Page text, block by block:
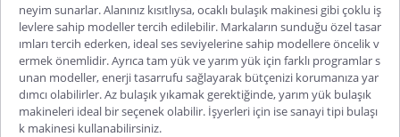
neyim sunarlar. Alanınız kısıtlıysa, ocaklı bulaşık makinesi gibi çoklu iş
levlere sahip modeller tercih edilebilir. Markaların sunduğu özel tasar
ımları tercih ederken, idealses seviyelerine sahip modellere öncelik v
ermek önemlidir. Ayrıca tam yük ve yarım yük için farklı programlar s
unan modeller, enerji tasarrufu sağlayarak bütçenizi korumanıza yar
dımcı olabilirler. Az bulaşık yıkamak gerektiğinde, yarım yük bulaşık
makineleri ideal bir seçenek olabilir. İşyerleri için isesanayi tipi bulaşı
k makinesi kullanabilirsiniz.